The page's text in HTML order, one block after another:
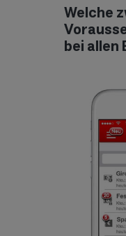
Welche
bei allen